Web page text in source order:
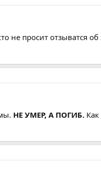
не просит отзыватся
НЕ УМЕР, А ПОГИБ. Как